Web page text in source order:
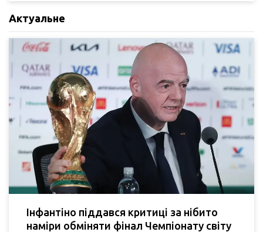
Актуальне
Інфантіно піддався критиці за нібито
наміри обміняти фінал Чемпіонату світу